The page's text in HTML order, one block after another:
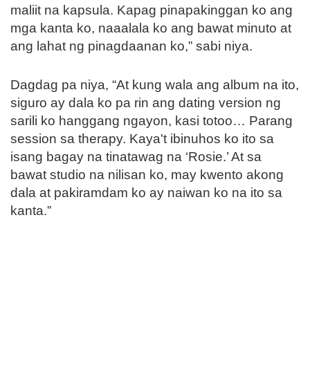
maliit na kapsula. Kapag pinapakinggan ko ang
mga kanta ko, naaalala ko ang bawat minuto at
ang lahat ng pinagdaanan ko,” sabi niya.
Dagdag pa niya, “At kung wala ang album na ito,
siguro ay dala ko pa rin ang dating version ng
sarili ko hanggang ngayon, kasi totoo… Parang
session sa therapy. Kaya't ibinuhos ko ito sa
isang bagay na tinatawag na ‘Rosie.’ At sa
bawat studio na nilisan ko, may kwento akong
dala at pakiramdam ko ay naiwan ko na ito sa
kanta.”